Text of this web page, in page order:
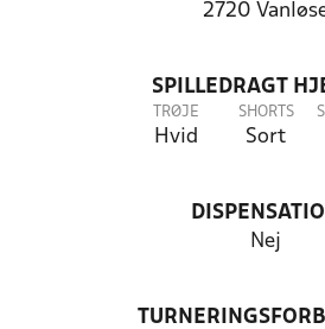
2720
SPILLEDRAGT
TRØJE
Hvid
SHORTS
Sort
Nej